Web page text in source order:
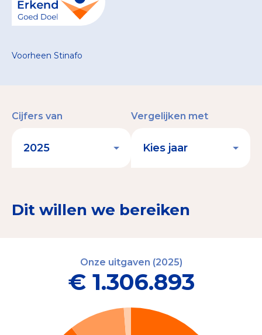
Voorheen Stinafo
Dit willen we bereiken
Cijfers van Vergelijken met
Onze uitgaven (2025)
€ 1.306.893